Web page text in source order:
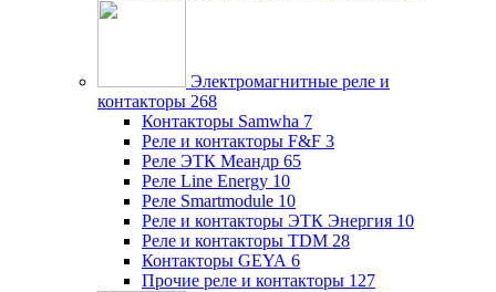
Электромагнитные реле и
контакторы 268
Контакторы Samwha 7
Реле и контакторы F&F 3
Реле ЭТК Меандр 65
Реле Line Energy 10
Реле Smartmodule 10
Реле и контакторы ЭТК Энергия 10
Реле и контакторы TDM 28
Контакторы GEYA 6
Прочие реле и контакторы 127